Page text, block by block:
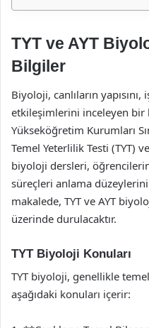
TYT ve AYT
Bilgiler
Biyoloji, canlıların
etkileşimlerini inceleyen bir
Yükseköğretim Kurumları
Temel Yeterlilik Testi (TYT)
biyoloji dersleri,
süreçleri anlama
makalede, TYT ve AYT
üzerinde durulacaktır.
TYT Biyoloji Konuları
TYT biyoloji, genellikle
aşağıdaki konuları içerir: